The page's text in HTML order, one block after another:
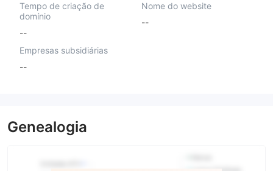
Tempo de criação de
domínio
--
Nome do website
--
Empresas subsidiárias
--
Genealogia